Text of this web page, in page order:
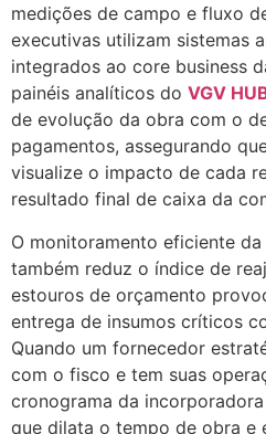
medições de campo e fluxo
executivas utilizam sistemas
integrados ao core business
painéis analíticos do VGV
de evolução da obra com o
pagamentos, assegurando
visualize o impacto de cada
resultado final de caixa da
O monitoramento eficiente
também reduz o índice de
estouros de orçamento
entrega de insumos críticos
Quando um fornecedor
com o fisco e tem suas
cronograma da
que dilata o tempo de obra e